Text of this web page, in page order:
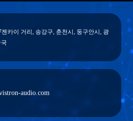
젠카이 거리, 송강구, 춘천시, 둥구안시, 광
audio.com